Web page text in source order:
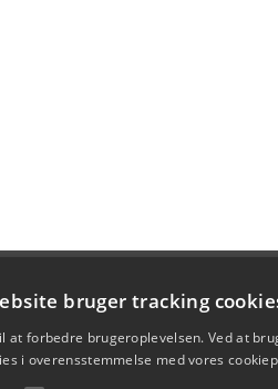
bruger tracking
at forbedre brugeroplevelsen. Ved at
i overensstemmelse med vores